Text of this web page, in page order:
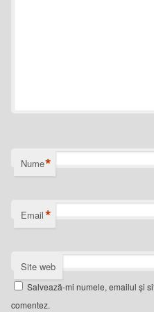
Nume*
Email*
Site web
Salvează-mi numele, emailul și
comentez.